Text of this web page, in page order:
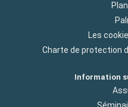
Les
Charte de protection
Information